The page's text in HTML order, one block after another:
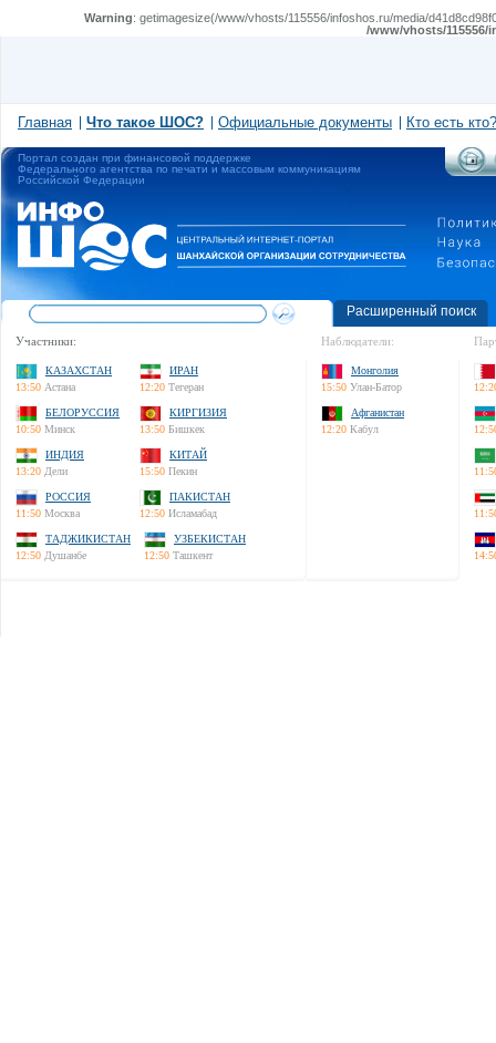
Warning: getimagesize(/www/vhosts/115556/infoshos.ru/media/
/www/vhosts/
Главная Что такое ШОС? Официальные документы Кто есть кто?
Портал создан при финансовой поддержке
Федерального агентства по печати и массовым коммуникациям
Российской Федерации
Расширенный поиск
Участники:
КАЗАХСТАН
13:50 Астана
ИРАН
12:20 Тегеран
БЕЛОРУССИЯ
10:50 Минск
КИРГИЗИЯ
13:50 Бишкек
ИНДИЯ
13:20 Дели
КИТАЙ
15:50 Пекин
РОССИЯ
11:50 Москва
ПАКИСТАН
12:50 Исламабад
ТАДЖИКИСТАН
12:50 Душанбе
УЗБЕКИСТАН
12:50 Ташкент
Наблюдатели:
Монголия
15:50 Улан-Батор
Афганистан
12:20 Кабул